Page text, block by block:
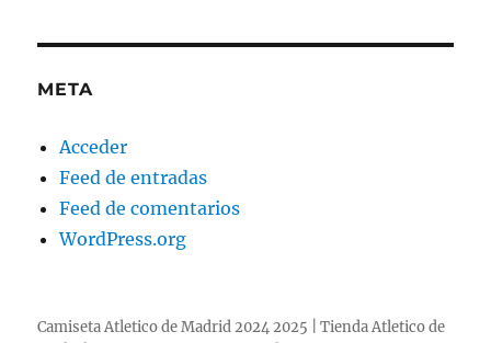
META
Acceder
Feed de entradas
Feed de comentarios
WordPress.org
Camiseta Atletico de Madrid 2024 2025 | Tienda Atletico de